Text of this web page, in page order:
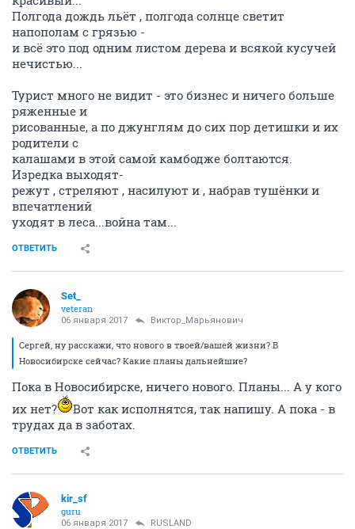
Полгода дождь льёт , полгода солнце светит
напополам с грязью -
и всё это под одним листом дерева и всякой кусучей
нечистью...
Турист много не видит - это бизнес и ничего больше
ряженные и
рисованные, а по джунглям до сих пор детишки и их
родители с
калашами в этой самой камбодже болтаются.
Изредка выходят-
режут , стреляют , насилуют и , набрав тушёнки и
впечатлений
уходят в леса...война там...
ОТВЕТИТЬ
Set_
veteran
06 января 2017 Виктор_Марьянович
Сергей, ну расскажи, что нового в твоей/вашей жизни? В
Новосибирске сейчас? Какие планы дальнейшие?
Пока в Новосибирске, ничего нового. Планы... А у кого
их нет?
Вот как исполнятся, так напишу. А пока - в
трудах да в заботах.
ОТВЕТИТЬ
kir_sf
guru
06 января 2017 RUSLAND